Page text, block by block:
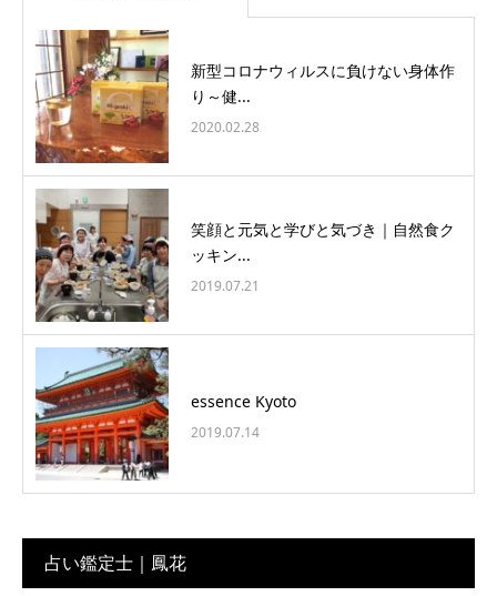
新型コロナウィルスに負けない身体作
り～健...
2020.02.28
笑顔と元気と学びと気づき｜自然食ク
ッキン...
2019.07.21
essence Kyoto
2019.07.14
占い鑑定士｜鳳花